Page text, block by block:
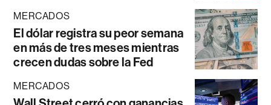
MERCADOS
El dólar registra su peor semana
en más de tres meses mientras
crecen dudas sobre la Fed
MERCADOS